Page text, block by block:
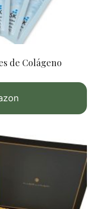
de Colágeno